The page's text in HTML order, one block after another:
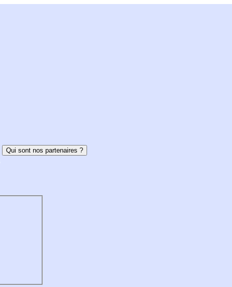
Qui sont nos partenaires ?